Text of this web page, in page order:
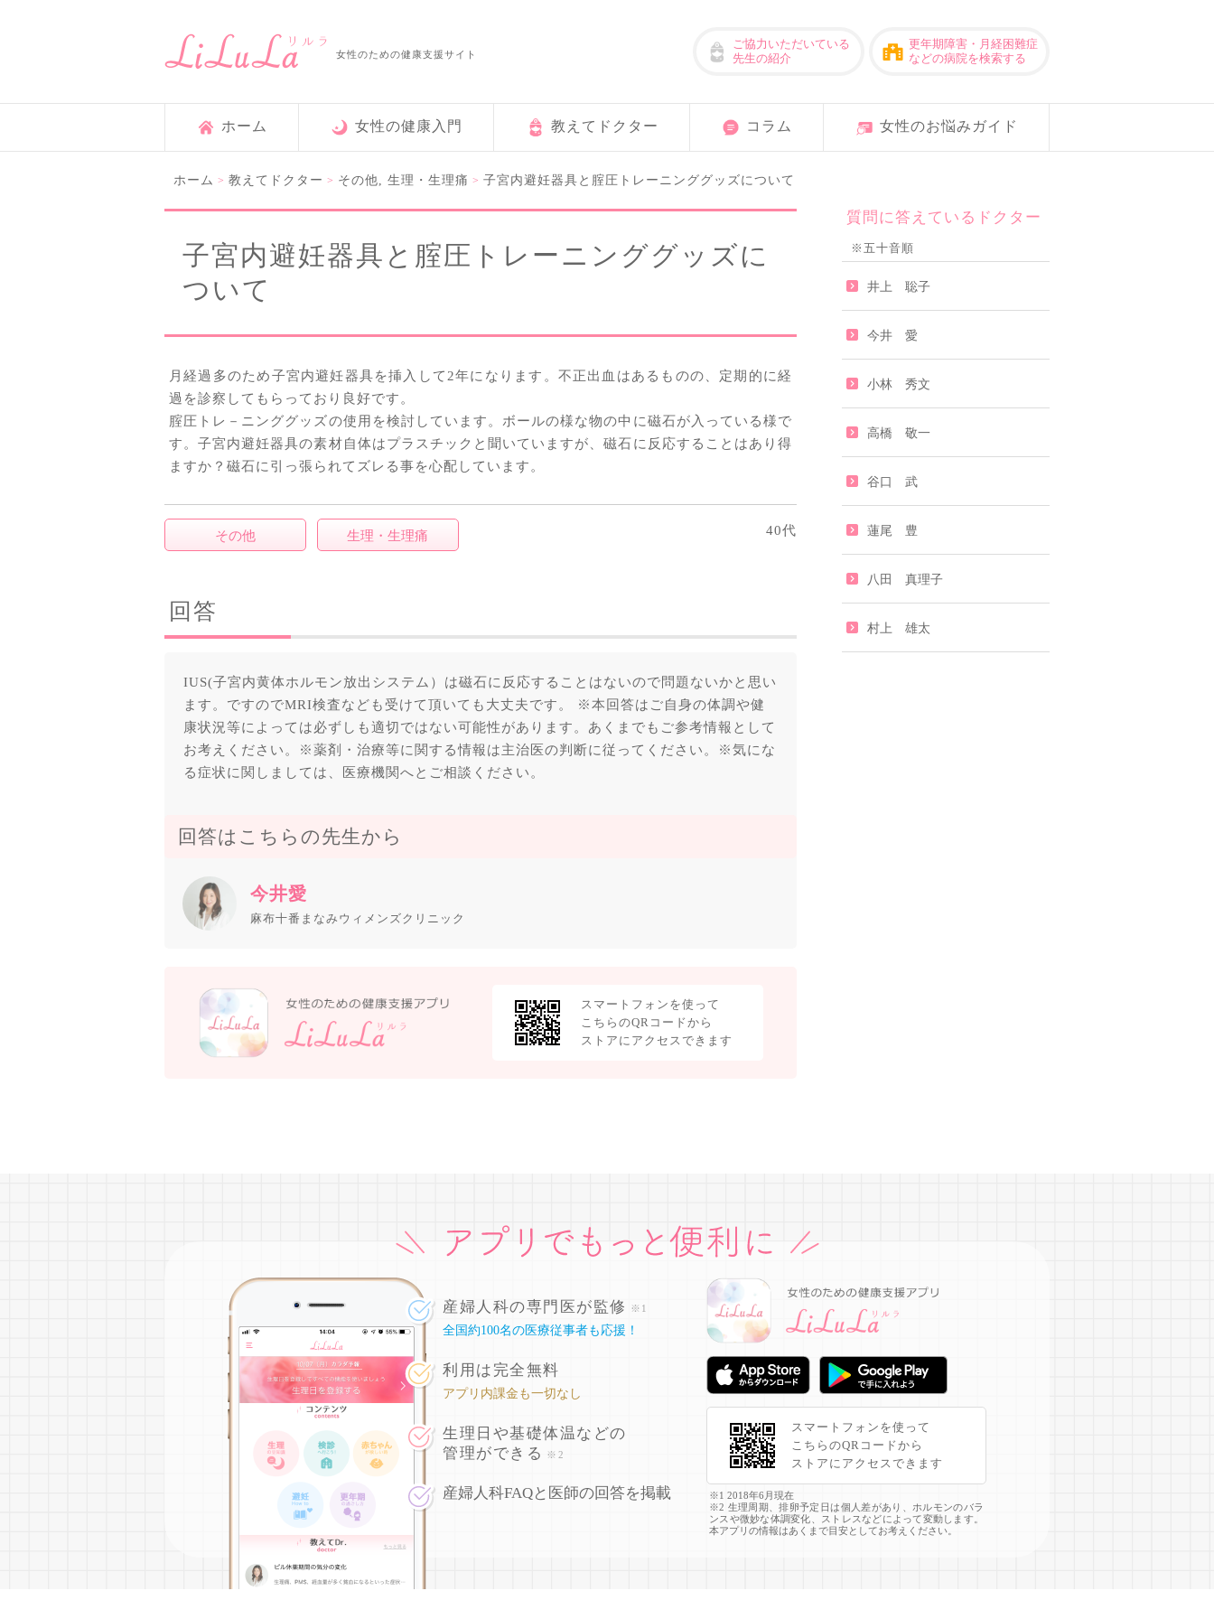
女性のための健康支援サイト
ご協力いただいている
先生の紹介
更年期障害・月経困難症
などの病院を検索する
ホーム 女性の健康入門 教えてドクター コラム 女性のお悩みガイド
ホーム > 教えてドクター > その他, 生理・生理痛 > 子宮内避妊器具と腟圧トレーニンググッズについて
子宮内避妊器具と腟圧トレーニンググッズに
ついて
月経過多のため子宮内避妊器具を挿入して2年になります。不正出血はあるものの、定期的に経
過を診察してもらっており良好です。
腟圧トレ－ニンググッズの使用を検討しています。ボールの様な物の中に磁石が入っている様で
す。子宮内避妊器具の素材自体はプラスチックと聞いていますが、磁石に反応することはあり得
ますか？磁石に引っ張られてズレる事を心配しています。
その他 生理・生理痛 40代
回答
IUS(子宮内黄体ホルモン放出システム）は磁石に反応することはないので問題ないかと思い
ます。ですのでMRI検査なども受けて頂いても大丈夫です。 ※本回答はご自身の体調や健
康状況等によっては必ずしも適切ではない可能性があります。あくまでもご参考情報として
お考えください。※薬剤・治療等に関する情報は主治医の判断に従ってください。※気にな
る症状に関しましては、医療機関へとご相談ください。
回答はこちらの先生から
今井愛
麻布十番まなみウィメンズクリニック
スマートフォンを使って
こちらのQRコードから
ストアにアクセスできます
質問に答えているドクター
※五十音順
井上 聡子
今井 愛
小林 秀文
高橋 敬一
谷口 武
蓮尾 豊
八田 真理子
村上 雄太
産婦人科の専門医が監修 ※1
全国約100名の医療従事者も応援！
利用は完全無料
アプリ内課金も一切なし
生理日や基礎体温などの
管理ができる
※2
産婦人科FAQと医師の回答を掲載
スマートフォンを使って
こちらのQRコードから
ストアにアクセスできます
※1 2018年6月現在
※2 生理周期、排卵予定日は個人差があり、ホルモンのバラ
ンスや微妙な体調変化、ストレスなどによって変動します。
本アプリの情報はあくまで目安としてお考えください。